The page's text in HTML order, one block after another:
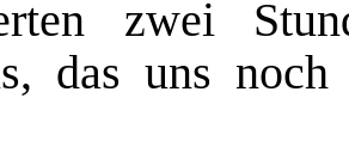
zwei
das uns